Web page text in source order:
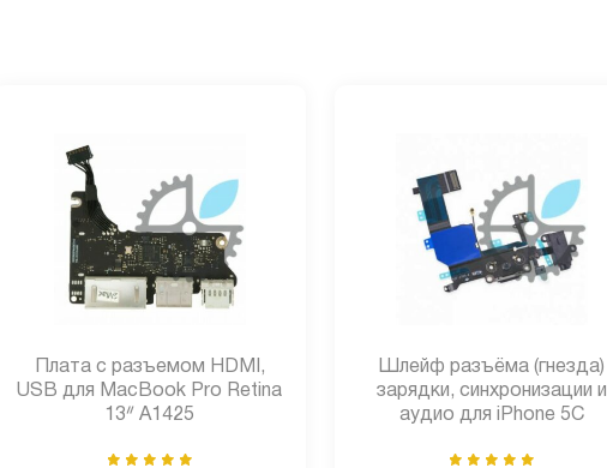
Плата с разъемом HDMI,
USB для MacBook Pro Retina
13ᐥ A1425
Шлейф разъёма (гнезда)
зарядки, синхронизации и
аудио для iPhone 5C